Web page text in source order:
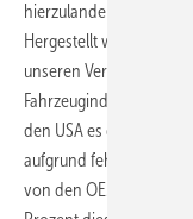
hierzulande 100 GWh in
Hergestellt wird
unseren Verhältnissen
Fahrzeugindustrie
den USA es deutschen
aufgrund fehlender
von den OEMs und